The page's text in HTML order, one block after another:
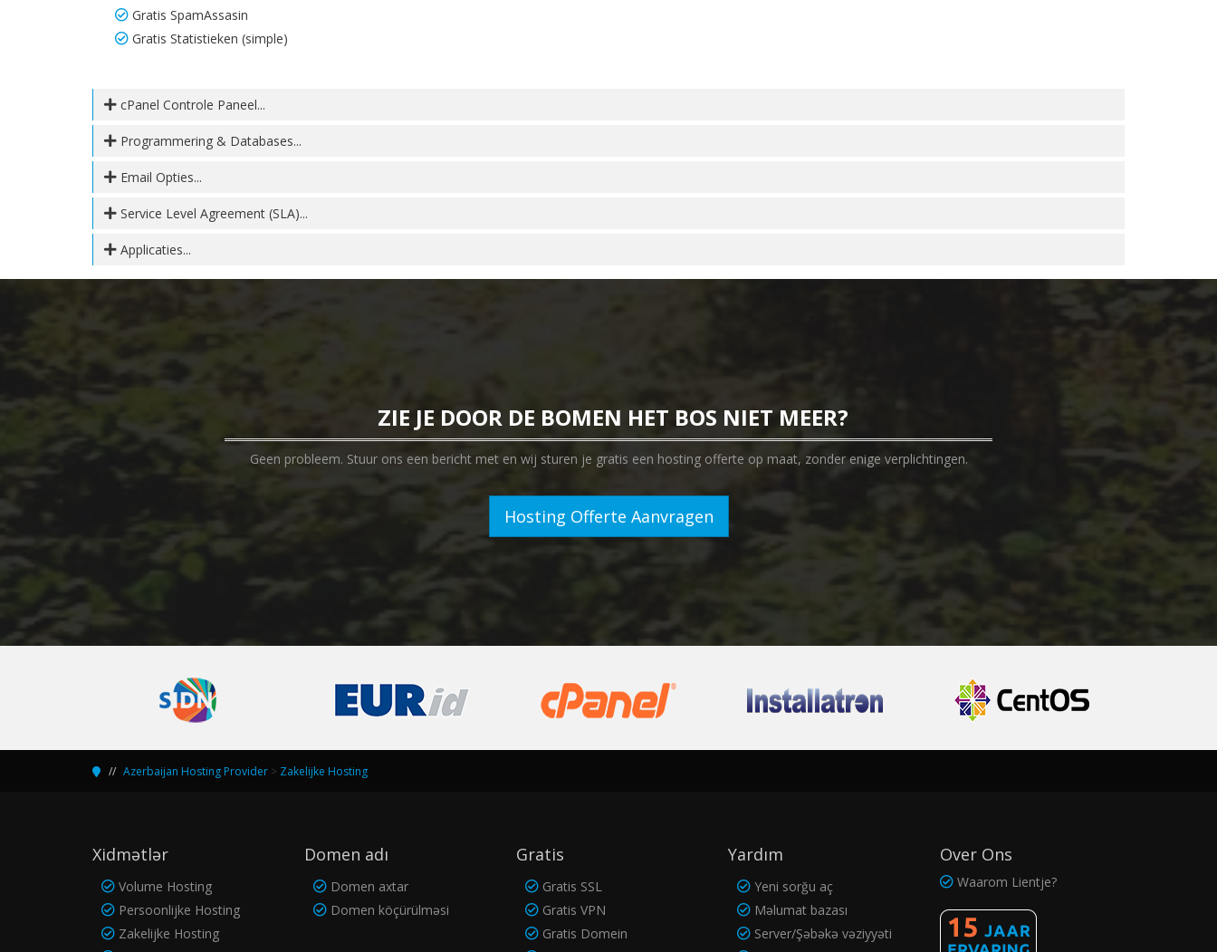
Gratis SpamAssasin
Gratis Statistieken (simple)
cPanel Controle Paneel...
Programmering & Databases...
Email Opties...
Service Level Agreement (SLA)...
Applicaties...
ZIE JE DOOR DE BOMEN HET BOS NIET MEER?
Geen probleem. Stuur ons een bericht met en wij sturen je gratis een hosting offerte op maat, zonder enige verplichtingen.
Hosting Offerte Aanvragen
Azerbaijan Hosting Provider > Zakelijke Hosting
Xidmətlər
Volume Hosting
Persoonlijke Hosting
Zakelijke Hosting
Domen adı
Domen axtar
Domen köçürülməsi
Gratis
Gratis SSL
Gratis VPN
Gratis Domein
Yardım
Yeni sorğu aç
Məlumat bazası
Server/Şəbəkə vəziyyəti
Over Ons
Waarom Lientje?